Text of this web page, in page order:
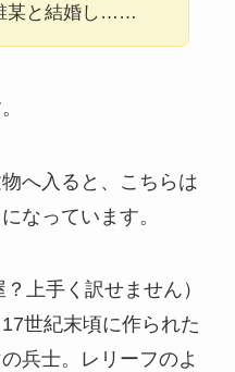
某と結婚し……
へ入ると、こちらは
なっています。
上手く訳せません）
世紀末頃に作られた
兵士。レリーフのよ